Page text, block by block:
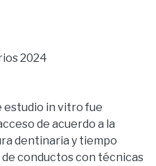
2024
estudio in vitro fue
de acuerdo a la
dentinaria y tiempo
conductos con técnicas